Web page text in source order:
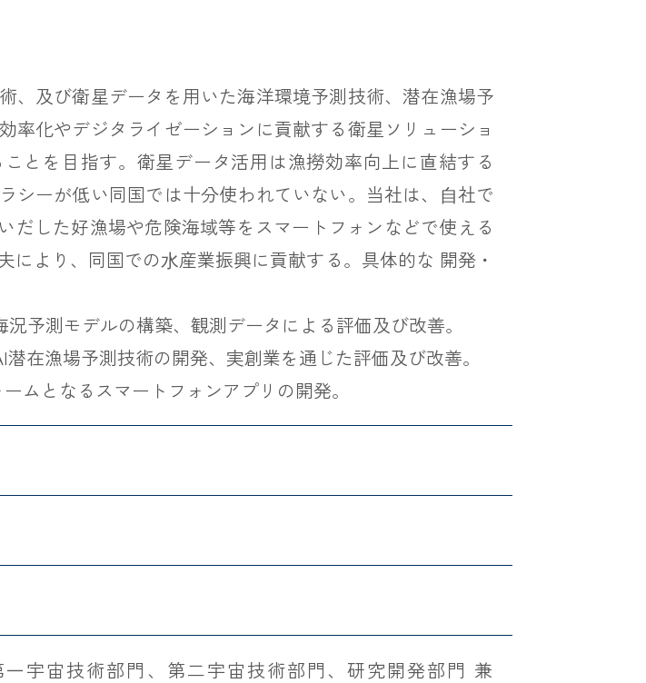
、及び衛星データを用いた海洋環境予測技術、潜在漁場予
率化やデジタライゼーションに貢献する衛星ソリューショ
とを目指す。衛星データ活用は漁撈効率向上に直結する
シーが低い同国では十分使われていない。当社は、⾃社で
だした好漁場や危険海域等をスマートフォンなどで使える
により、同国での⽔産業振興に貢献する。具体的な 開発・
予測モデルの構築、観測データによる評価及び改善。
在漁場予測技術の開発、実創業を通じた評価及び改善。
ムとなるスマートフォンアプリの開発。
宇宙技術部門、第二宇宙技術部門、研究開発部門 兼